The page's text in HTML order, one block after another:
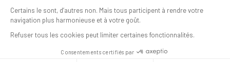
Certains le sont, d’autres non. Mais tous participent à rendre votre
navigation plus harmonieuse et à votre goût.
Refuser tous les cookies peut limiter certaines fonctionnalités.
Consentements certifiés par
Mentions légales
Conditions générales de vente